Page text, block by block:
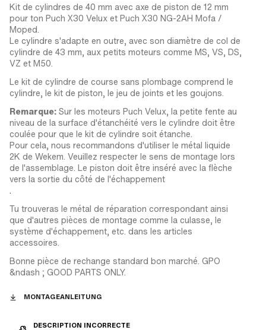
Kit de cylindres de 40 mm avec axe de piston de 12 mm
pour ton Puch X30 Velux et Puch X30 NG-2AH Mofa /
Moped.
Le cylindre s'adapte en outre, avec son diamètre de col de
cylindre de 43 mm, aux petits moteurs comme MS, VS, DS,
VZ et M50.
Le kit de cylindre de course sans plombage comprend le
cylindre, le kit de piston, le jeu de joints et les goujons.
Remarque: Sur les moteurs Puch Velux, la petite fente au
niveau de la surface d'étanchéité vers le cylindre doit être
coulée pour que le kit de cylindre soit étanche.
Pour cela, nous recommandons d'utiliser le métal liquide
2K de Wekem. Veuillez respecter le sens de montage lors
de l'assemblage. Le piston doit être inséré avec la flèche
vers la sortie du côté de l'échappement
.
Tu trouveras le métal de réparation correspondant ainsi
que d'autres pièces de montage comme la culasse, le
système d'échappement, etc. dans les articles
accessoires.
Bonne pièce de rechange standard bon marché. GPO
&ndash ; GOOD PARTS ONLY.
MONTAGEANLEITUNG
DESCRIPTION INCORRECTE